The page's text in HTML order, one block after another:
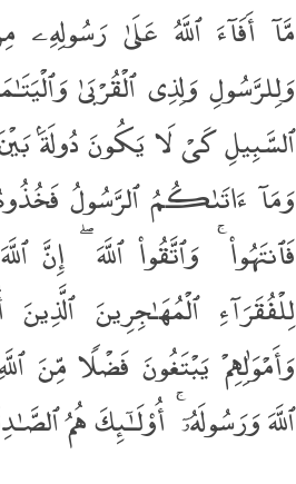
مَّآ أَفَآءَ ٱللَّهُ عَلَىٰ
وَلِلرَّسُولِ وَلِذِى ٱلْقُرْبَىٰ
ٱلسَّبِيلِ كَىْ لَا يَكُونَ دُولَةًۢ
وَمَآ ءَاتَىٰكُمُ ٱلرَّسُولُ
فَٱنتَهُوا۟ ۚ وَٱتَّقُوا۟ ٱللَّهَ ۖ إِنَّ
لِلْفُقَرَآءِ ٱلْمُهَـٰجِرِينَ
وَأَمْوَٰلِهِمْ يَبْتَغُونَ فَضْلًۭا مِّنَ
ٱللَّهَ وَرَسُولَهُۥٓ ۚ أُو۟لَـٰٓئِكَ هُمُ